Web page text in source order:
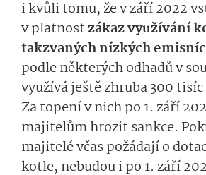
i kvůli tomu, že v září 2022
v platnostzákaz využívání
takzvaných nízkých
podle některých odhadů v
využívá ještě zhruba 300
Za topení v nich po 1. září
majitelům hrozit sankce.
majitelé včas požádají o
kotle, nebudou i po 1. září